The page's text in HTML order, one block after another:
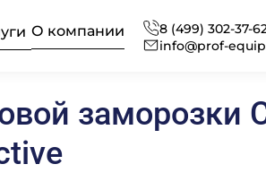
О компании
8 (499) 302-37-
info@prof-
Текстиль для отелей
Продажа оборудования
Профессиональный
заморозки